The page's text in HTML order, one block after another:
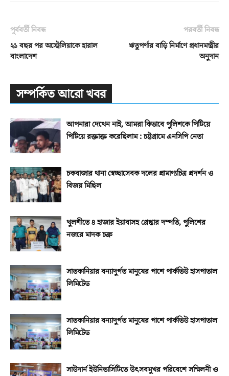
পূর্ববর্তী নিবন্ধ
২১ বছর পর অস্ট্রেলিয়াকে হারাল
বাংলাদেশ
পরবর্তী নিবন্ধ
ঋতুপর্ণার বাড়ি নির্মাণে প্রধানমন্ত্রীর
অনুদান
সম্পর্কিত আরো খবর
আপনারা দেখেন নাই, আমরা কিভাবে পুলিশকে পিটিয়ে
পিটিয়ে রক্তাক্ত করেছিলাম : চট্টগ্রামে এনসিপি নেতা
চকবাজার থানা স্বেচ্ছাসেবক দলের প্রামাণ্যচিত্র প্রদর্শন ও
বিজয় মিছিল
খুলশীতে ৪ হাজার ইয়াবাসহ গ্রেপ্তার দম্পতি, পুলিশের
নজরে মাদক চক্র
সাতকানিয়ার বন্যাদুর্গত মানুষের পাশে পার্কভিউ হাসপাতাল
লিমিটেড
সাতকানিয়ার বন্যাদুর্গত মানুষের পাশে পার্কভিউ হাসপাতাল
লিমিটেড
সাউদার্ন ইউনিভার্সিটিতে উৎসবমুখর পরিবেশে সম্মিলনী ও